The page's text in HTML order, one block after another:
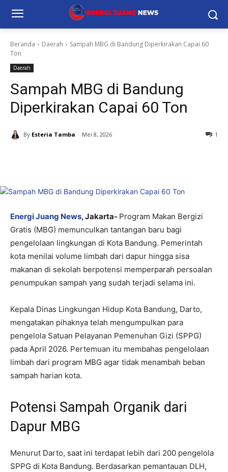
Beranda Daerah
Sampah MBG di Bandung Diperkirakan Capai 60
Ton
Daerah
Sampah MBG di Bandung
Diperkirakan Capai 60 Ton
By Esteria Tamba Mei 8, 2026 1
Energi Juang News, Jakarta- Program Makan Bergizi
Gratis (MBG) memunculkan tantangan baru bagi
pengelolaan lingkungan di Kota Bandung. Pemerintah
kota menilai volume limbah dari dapur hingga sisa
makanan di sekolah berpotensi memperparah persoalan
penumpukan sampah yang sudah terjadi selama ini.
Kepala Dinas Lingkungan Hidup Kota Bandung, Darto,
mengatakan pihaknya telah mengumpulkan para
pengelola Satuan Pelayanan Pemenuhan Gizi (SPPG)
pada April 2026. Pertemuan itu membahas pengelolaan
limbah dari program MBG agar tidak menambah beban
sampah harian kota.
Potensi Sampah Organik dari
Dapur MBG
Menurut Darto, saat ini terdapat lebih dari 200 pengelola
SPPG di Kota Bandung. Berdasarkan pemantauan DLH,